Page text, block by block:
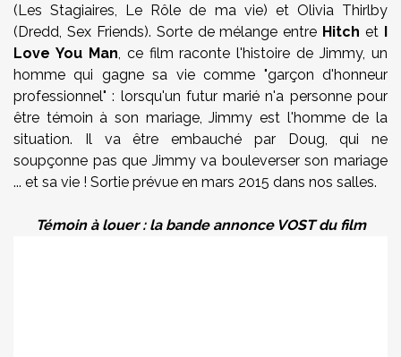
(Les Stagiaires, Le Rôle de ma vie) et Olivia Thirlby
(Dredd, Sex Friends). Sorte de mélange entre Hitch et I
Love You Man, ce film raconte l'histoire de Jimmy, un
homme qui gagne sa vie comme "garçon d'honneur
professionnel" : lorsqu'un futur marié n'a personne pour
être témoin à son mariage, Jimmy est l'homme de la
situation. Il va être embauché par Doug, qui ne
soupçonne pas que Jimmy va bouleverser son mariage
... et sa vie ! Sortie prévue en mars 2015 dans nos salles.
Témoin à louer : la bande annonce VOST du film